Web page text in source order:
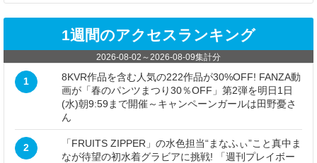
1週間のアクセスランキング
2026-08-02 ～ 2026-08-09集計分
1
8KVR作品を含む人気の222作品が30%OFF! FANZA動
画が「春のパンツまつり30％OFF」第2弾を明日1日
(水)朝9:59まで開催～キャンペーンガールは田野憂さ
ん
2
「FRUITS ZIPPER」の水色担当“まなふぃ”こと真中ま
なが待望の初水着グラビアに挑戦! 「週刊プレイボー